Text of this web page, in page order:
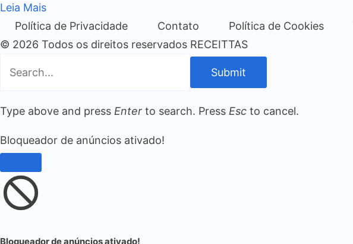
Leia Mais
Política de Privacidade
Contato Política de Cookies
© 2026 Todos os direitos reservados RECEITTAS
Submit
Type above and press Enter to search. Press Esc to cancel.
Bloqueador de anúncios ativado!
Bloqueador de anúncios ativado!